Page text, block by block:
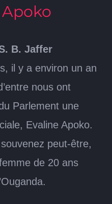
B. Jaffer
il y a environ un an
nous ont
Parlement une
Evaline Apoko.
peut-être,
de 20 ans